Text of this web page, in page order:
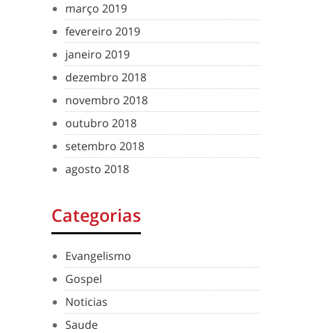
março 2019
fevereiro 2019
janeiro 2019
dezembro 2018
novembro 2018
outubro 2018
setembro 2018
agosto 2018
Categorias
Evangelismo
Gospel
Noticias
Saude